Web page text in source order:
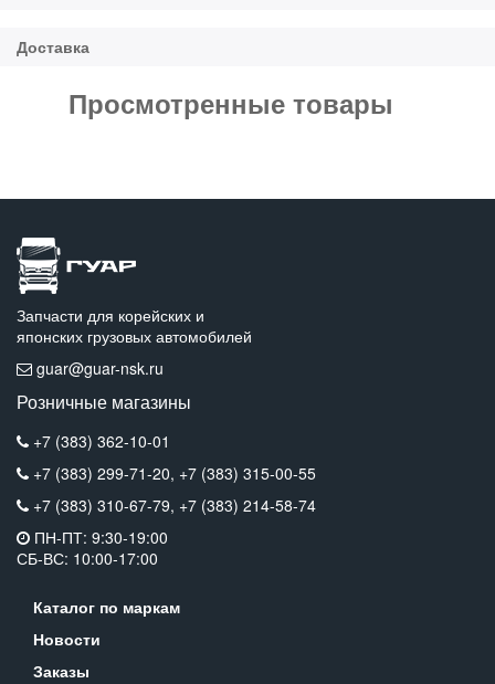
Просмотренные товары
Запчасти для корейских и
японских грузовых автомобилей
guar@guar-nsk.ru
Розничные магазины
+7 (383) 362-10-01
+7 (383) 299-71-20, +7 (383) 315-00-55
+7 (383) 310-67-79, +7 (383) 214-58-74
ПН-ПТ: 9:30-19:00
СБ-ВС: 10:00-17:00
Каталог по маркам
Новости
Заказы